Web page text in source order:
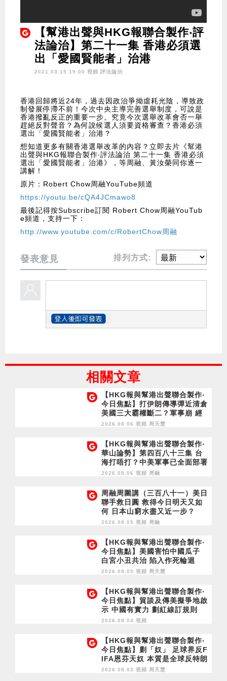
【幫港出聲與HKG報聯合製作‧評
法論治】第二十一集 香港必須選
出「愛國賢能者」治港
2021.03.15 19:00 視頻 評法論治
香港回歸將近24年，過去因政治爭拗虛耗光陰，導致政
制發展停滯不前！今次中央主導完善選舉制度，可說是
香港撥亂反正的重要一步。究竟今次選舉改革會否一舉
趕絕反對聲音？為何說候選人須要資格審查？香港必須
選出「愛國賢能者」治港？
想知道更多有關香港選舉改革的內容？立即去片《幫港
出聲與HKG報聯合製作‧評法論治 第二十一集 香港必須
選出「愛國賢能者」治港》，等周融、黃汝榮同你逐一
講解！
原片：Robert Chow周融YouTube頻道
https://youtu.be/cQA4JCmawo8
最後記得按Subscribe訂閱 Robert Chow周融YouTub
e頻道，支持一下：
http://www.youtube.com/c/RobertChow周融
發表意見 排列方式:
相關文章
【HKG報與幫港出聲聯合製作‧
今日焦點】打伊朗傳導彈近清倉
美國三大霸權斷二？軍事崩 經
濟損
2026.08.06 視頻 周天慧
【HKG報與幫港出聲聯合製作‧
華山論勢】第四百八十三集 台
海打唔打？中美軍事已全面部署
2028年1月台灣選舉是臨界點？
2026.08.06 視頻 周融
周融周圍講（三百八十一）美日
聯手救日圓 救得今日明天又如
何 日本山窮水盡又近一步？
2026.08.05 視頻 周融
【HKG報與幫港出聲聯合製作‧
今日焦點】美國害怕中國瓜子
白宮小丑共治 陷入作死輪迴
2026.08.05 視頻 周天慧
【HKG報與幫港出聲聯合製作‧
今日焦點】貿談及傳美擬爭地啟
示 中國有實力 劃紅線訂規則
2026.08.04 視頻
【HKG報與幫港出聲聯合製作‧
今日焦點】剿「奴」 足球界反F
IFA恩芬天奴 本質是全球反特朗
普
2026.08.03 視頻 周天慧